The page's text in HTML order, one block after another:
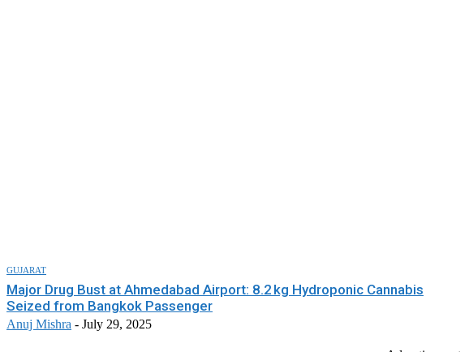
GUJARAT
Major Drug Bust at Ahmedabad Airport: 8.2 kg Hydroponic Cannabis
Seized from Bangkok Passenger
Anuj Mishra - July 29, 2025